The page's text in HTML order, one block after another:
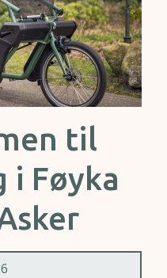
til
i Føyka